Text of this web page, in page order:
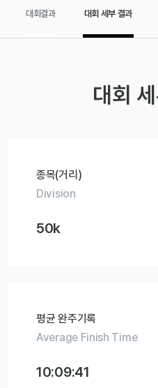
대회결과 대회 세부 결과
대회
종목(거리)
Division
50k
평균 완주기록
Average Finish Time
10:09:41